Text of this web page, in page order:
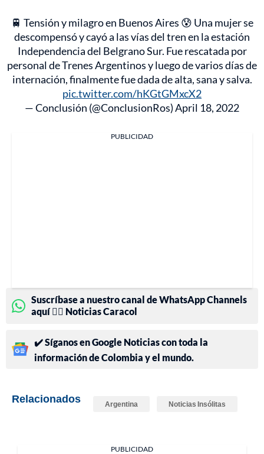
🚆 Tensión y milagro en Buenos Aires 😰 Una mujer se
descompensó y cayó a las vías del tren en la estación
Independencia del Belgrano Sur. Fue rescatada por
personal de Trenes Argentinos y luego de varios días de
internación, finalmente fue dada de alta, sana y salva.
pic.twitter.com/hKGtGMxcX2
— Conclusión (@ConclusionRos)April 18, 2022
PUBLICIDAD
Suscríbase a nuestro canal de WhatsApp Channels
aquí 👉🏻 Noticias Caracol
✔️ Síganos en Google Noticias con toda la
información de Colombia y el mundo.
Relacionados Argentina Noticias Insólitas
PUBLICIDAD